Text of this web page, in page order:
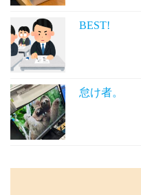
BEST!
怠け者。